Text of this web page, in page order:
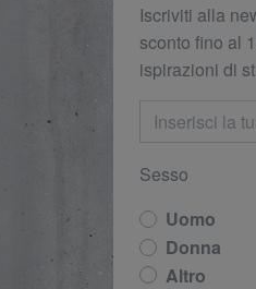
Iscriviti alla
sconto fino al
ispirazioni di
Sesso
Uomo
Donna
Altro